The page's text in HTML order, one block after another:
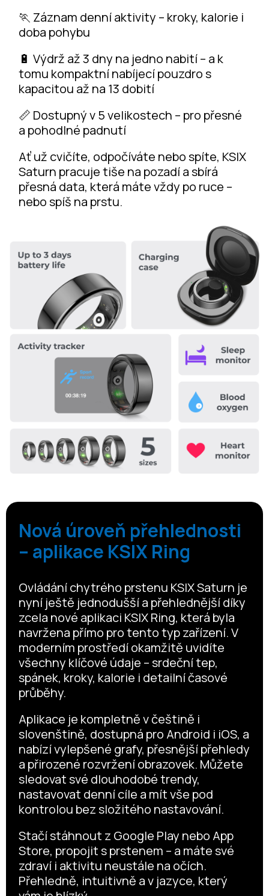
🏃 Záznam denní aktivity – kroky, kalorie i
doba pohybu
🔋 Výdrž až 3 dny na jedno nabití – a k
tomu kompaktní nabíjecí pouzdro s
kapacitou až na 13 dobití
📏 Dostupný v 5 velikostech – pro přesné
a pohodlné padnutí
Ať už cvičíte, odpočíváte nebo spíte, KSIX
Saturn pracuje tiše na pozadí a sbírá
přesná data, která máte vždy po ruce –
nebo spíš na prstu.
Nová úroveň přehlednosti
– aplikace KSIX Ring
Ovládání chytrého prstenu KSIX Saturn je
nyní ještě jednodušší a přehlednější díky
zcela nové aplikaci KSIX Ring, která byla
navržena přímo pro tento typ zařízení. V
moderním prostředí okamžitě uvidíte
všechny klíčové údaje – srdeční tep,
spánek, kroky, kalorie i detailní časové
průběhy.
Aplikace je kompletně v češtině i
slovenštině, dostupná pro Android i iOS, a
nabízí vylepšené grafy, přesnější přehledy
a přirozené rozvržení obrazovek. Můžete
sledovat své dlouhodobé trendy,
nastavovat denní cíle a mít vše pod
kontrolou bez složitého nastavování.
Stačí stáhnout z Google Play nebo App
Store, propojit s prstenem – a máte své
zdraví i aktivitu neustále na očích.
Přehledně, intuitivně a v jazyce, který